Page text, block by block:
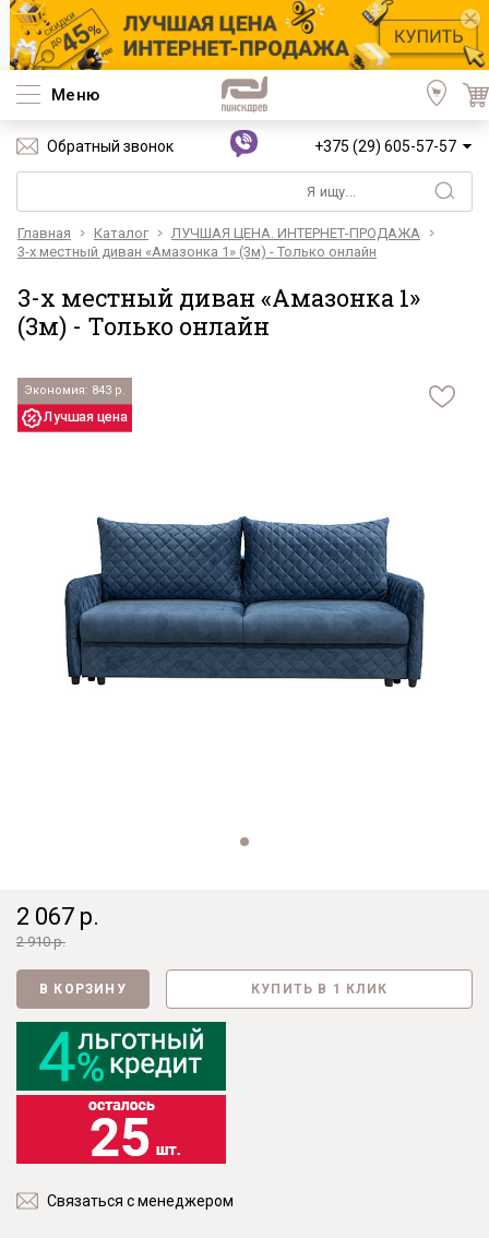
Меню
Обратный звонок +375 (29) 605-57-57
Главная Каталог
ЛУЧШАЯ ЦЕНА. ИНТЕРНЕТ-ПРОДАЖА
3-х местный диван «Амазонка 1» (3м) - Только онлайн
3-х местный диван «Амазонка 1»
(3м) - Только онлайн
Экономия: 843 р.
2 067 р.
2 910 р.
В КОРЗИНУ КУПИТЬ В 1 КЛИК
Связаться с менеджером